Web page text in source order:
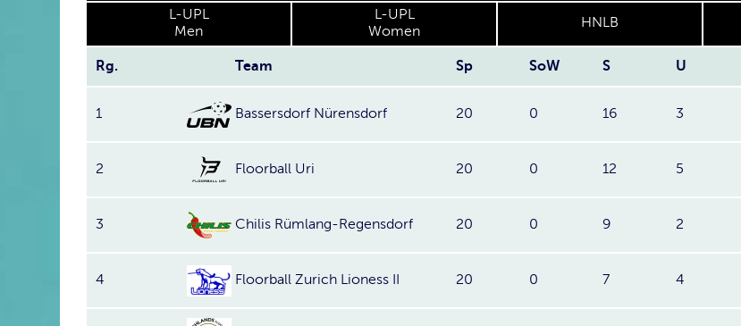
L-UPL
Men
L-UPL
Women
HNLB
Rg. Team Sp SoW S U
1 Bassersdorf Nürensdorf 20 0 16 3
2 Floorball Uri 20 0 12 5
3 Chilis Rümlang-Regensdorf 20 0 9 2
4 Floorball Zurich Lioness II 20 0 7 4